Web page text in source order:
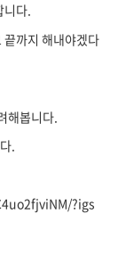
니다.
끝까지 해내야겠다
해봅니다.
.
?igs